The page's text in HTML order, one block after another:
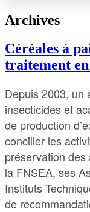
Archives
Céréales à
traitement
Depuis 2003, un
insecticides et
de production
concilier les
préservation
la FNSEA, ses
Instituts
de